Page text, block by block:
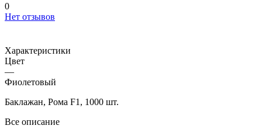
0
Нет отзывов
Характеристики
Цвет
—
Фиолетовый
Баклажан, Рома F1, 1000 шт.
Все описание